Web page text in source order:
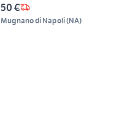
50 €
Mugnano di Napoli(NA)